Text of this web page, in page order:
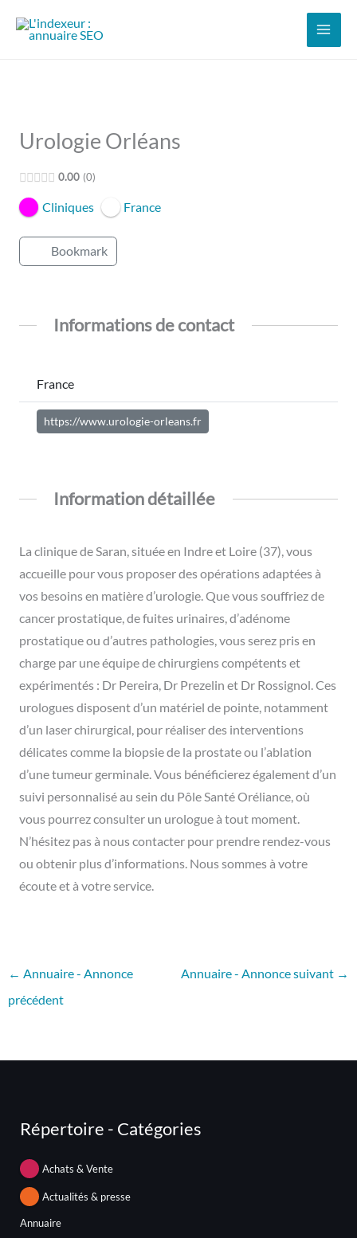
Urologie Orléans
0.00 0
Cliniques France
Bookmark
Informations de contact
France
https://www.urologie-orleans.fr
Information détaillée
La clinique de Saran, située en Indre et Loire (37), vous
accueille pour vous proposer des opérations adaptées à
vos besoins en matière d’urologie. Que vous souffriez de
cancer prostatique, de fuites urinaires, d’adénome
prostatique ou d’autres pathologies, vous serez pris en
charge par une équipe de chirurgiens compétents et
expérimentés : Dr Pereira, Dr Prezelin et Dr Rossignol. Ces
urologues disposent d’un matériel de pointe, notamment
d’un laser chirurgical, pour réaliser des interventions
délicates comme la biopsie de la prostate ou l’ablation
d’une tumeur germinale. Vous bénéficierez également d’un
suivi personnalisé au sein du Pôle Santé Oréliance, où
vous pourrez consulter un urologue à tout moment.
N’hésitez pas à nous contacter pour prendre rendez-vous
ou obtenir plus d’informations. Nous sommes à votre
écoute et à votre service.
← Annuaire - Annonce
précédent
Annuaire - Annonce suivant →
Répertoire - Catégories
Achats & Vente
Actualités & presse
Annuaire